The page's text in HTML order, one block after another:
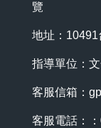
覽
地址：
指導單位：
客服信箱：
客服電話：